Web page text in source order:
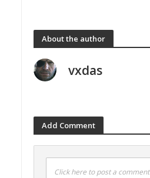
About the author
vxdas
Add Comment
Click here to post a comment